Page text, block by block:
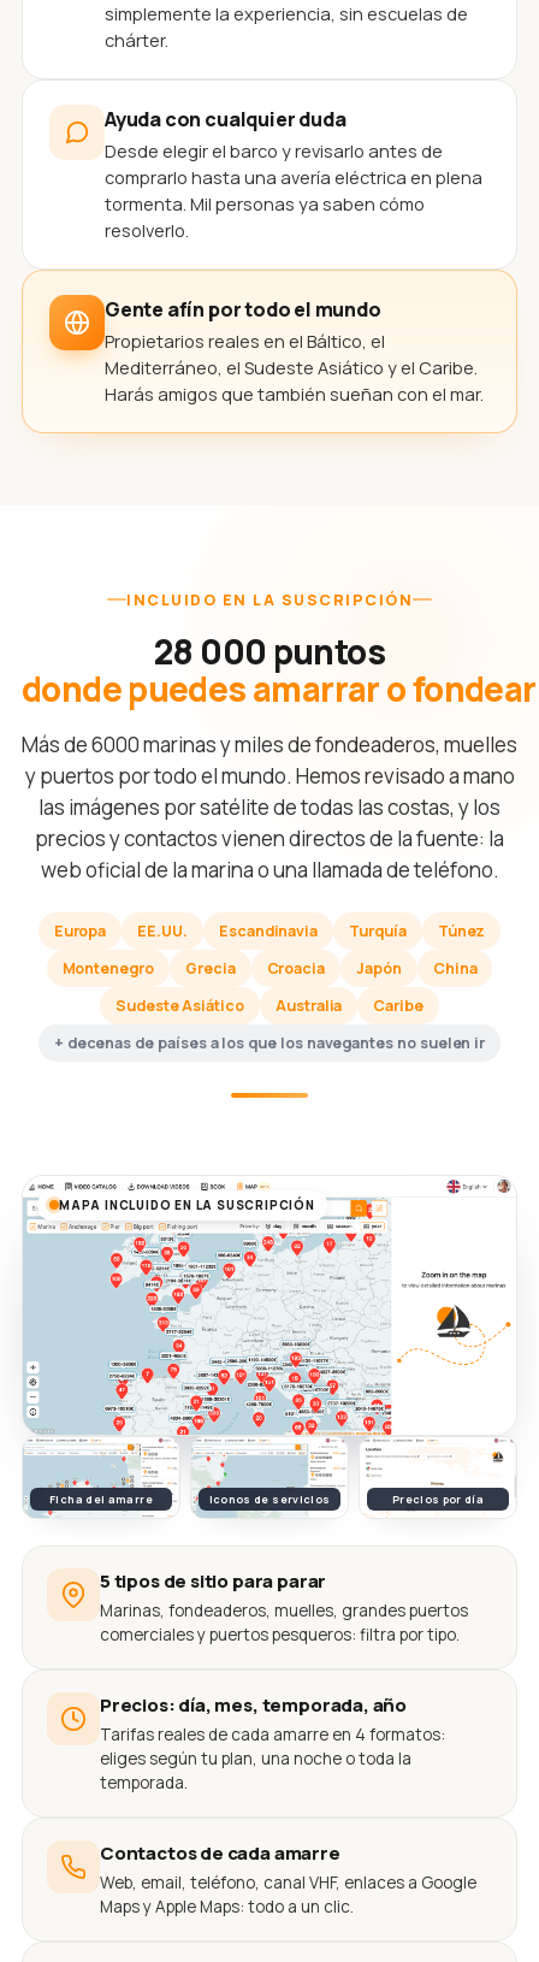
simplemente la experiencia, sin escuelas de
chárter.
Ayuda con cualquier duda
Desde elegir el barco y revisarlo antes de
comprarlo hasta una avería eléctrica en plena
tormenta. Mil personas ya saben cómo
resolverlo.
Gente afín por todo el mundo
Propietarios reales en el Báltico, el
Mediterráneo, el Sudeste Asiático y el Caribe.
Harás amigos que también sueñan con el mar.
INCLUIDO EN LA SUSCRIPCIÓN
28 000 puntos
donde puedes amarrar o fondear
Más de 6000 marinas y miles de fondeaderos, muelles
y puertos por todo el mundo. Hemos revisado a mano
las imágenes por satélite de todas las costas, y los
precios y contactos vienen directos de la fuente: la
web oficial de la marina o una llamada de teléfono.
Europa EE.UU. Escandinavia Turquía
Túnez
Montenegro
Grecia Croacia Japón
China
Sudeste Asiático
Australia
Caribe
+ decenas de países a los que los navegantes no suelen ir
MAPA INCLUIDO EN LA SUSCRIPCIÓN
Ficha del amarre Iconos de servicios Precios por día
5 tipos de sitio para parar
Marinas, fondeaderos, muelles, grandes puertos
comerciales y puertos pesqueros: filtra por tipo.
Precios: día, mes, temporada, año
Tarifas reales de cada amarre en 4 formatos:
eliges según tu plan, una noche o toda la
temporada.
Contactos de cada amarre
Web, email, teléfono, canal VHF, enlaces a Google
Maps y Apple Maps: todo a un clic.